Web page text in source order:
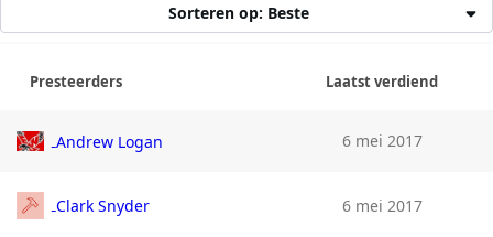
Sorteren op: Beste
Presteerders Laatst verdiend
Andrew Logan 6 mei 2017
Clark Snyder 6 mei 2017